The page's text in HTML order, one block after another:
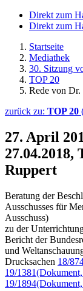
Direkt zum
Direkt zum
Startseite
Mediathek
30. Sitzung
TOP 20
Rede von Dr.
zurück zu: TOP 20
27. April
27.04.2018,
Ruppert
Beratung der
Ausschusses für
Ausschuss)
zu der
Bericht der
und
Drucksachen 18/
19/1381
19/1894